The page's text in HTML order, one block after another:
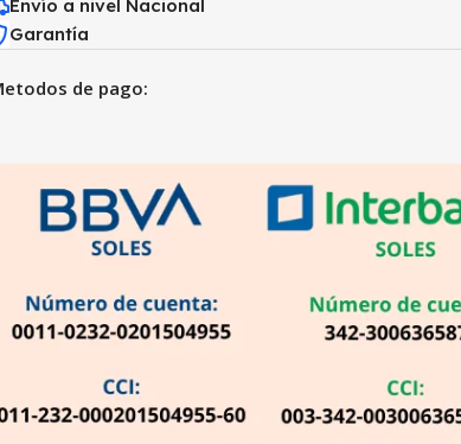
Envío a nivel Nacional
Garantía
de pago: